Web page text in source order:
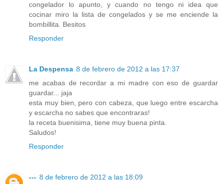
congelador lo apunto, y cuando no tengo ni idea que
cocinar miro la lista de congelados y se me enciende la
bombillita. Besitos
Responder
La Despensa 8 de febrero de 2012 a las 17:37
me acabas de recordar a mi madre con eso de guardar
guardar... jaja
esta muy bien, pero con cabeza, que luego entre escarcha
y escarcha no sabes que encontraras!
la receta buenisima, tiene muy buena pinta.
Saludos!
Responder
--- 8 de febrero de 2012 a las 18:09